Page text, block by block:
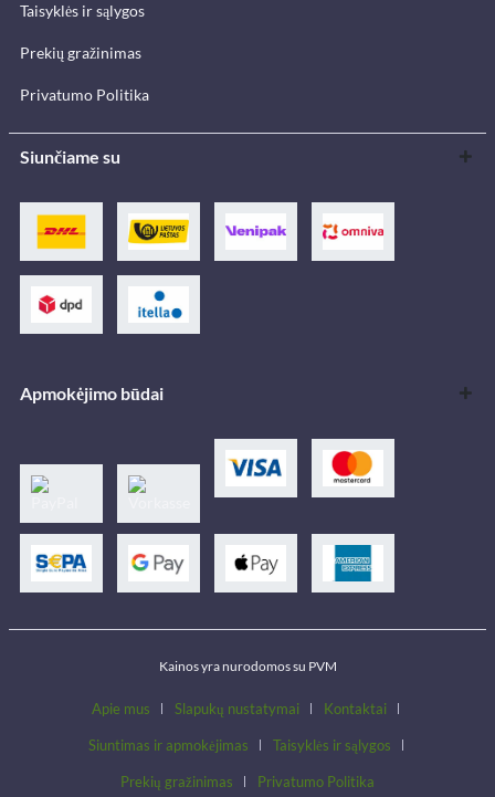
Taisyklės ir sąlygos
Prekių gražinimas
Privatumo Politika
Siunčiame su
Apmokėjimo būdai
Kainos yra nurodomos su PVM
Apie mus Slapukų nustatymai Kontaktai
Siuntimas ir apmokėjimas Taisyklės ir sąlygos
Prekių gražinimas Privatumo Politika